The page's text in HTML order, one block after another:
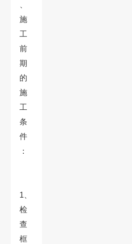
施
工
前
期
的
施
工
条
件
：
1、
检
查
框